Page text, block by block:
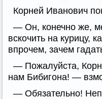
Корней Иванович
— Он, конечно же,
вскочить на курицу,
впрочем, зачем
— Пожалуйста,
нам Бибигона! —
— Обязательно!